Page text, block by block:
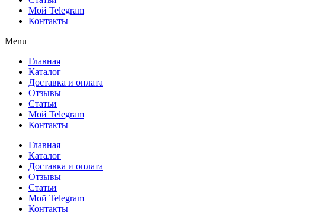
Мой Telegram
Контакты
Menu
Главная
Каталог
Доставка и оплата
Отзывы
Статьи
Мой Telegram
Контакты
Главная
Каталог
Доставка и оплата
Отзывы
Статьи
Мой Telegram
Контакты